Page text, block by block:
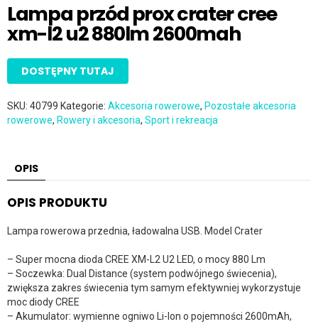
Lampa przód prox crater cree
xm-l2 u2 880lm 2600mah
DOSTĘPNY TUTAJ
SKU: 40799 Kategorie: Akcesoria rowerowe, Pozostałe akcesoria
rowerowe, Rowery i akcesoria, Sport i rekreacja
OPIS
OPIS PRODUKTU
Lampa rowerowa przednia, ładowalna USB. Model Crater
– Super mocna dioda CREE XM-L2 U2 LED, o mocy 880 Lm
– Soczewka: Dual Distance (system podwójnego świecenia),
zwiększa zakres świecenia tym samym efektywniej wykorzystuje
moc diody CREE
– Akumulator: wymienne ogniwo Li-Ion o pojemności 2600mAh,